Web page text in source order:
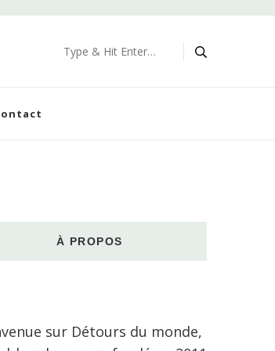
Looking
for
À PROPOS
sur Détours du monde,